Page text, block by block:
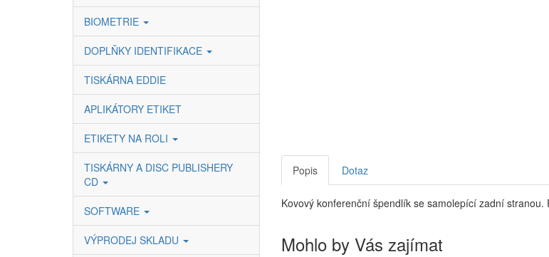
BIOMETRIE
DOPLŇKY IDENTIFIKACE
TISKÁRNA EDDIE
APLIKÁTORY ETIKET
ETIKETY NA ROLI
TISKÁRNY A DISC PUBLISHERY
CD
SOFTWARE
VÝPRODEJ SKLADU
Popis Dotaz
Kovový konferenční špendlík se samolepící zadní stranou.
Mohlo by Vás zajímat